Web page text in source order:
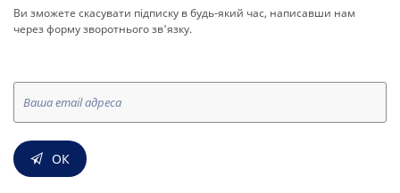
Ви зможете скасувати підписку в будь-який час, написавши нам
через форму зворотнього зв'язку.
ОК